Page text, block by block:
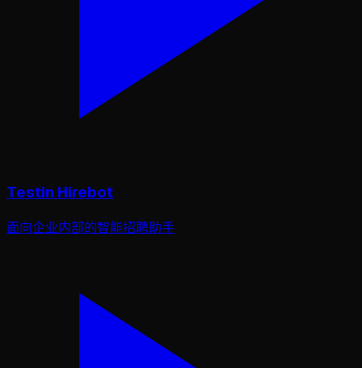
Testin Hirebot
面向企业内部的智能招聘助手